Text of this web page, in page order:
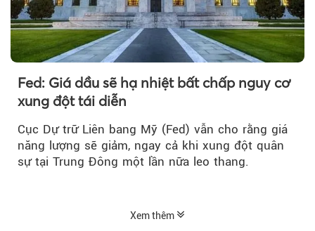
Fed: Giá dầu sẽ hạ nhiệt bất chấp nguy cơ
xung đột tái diễn
Cục Dự trữ Liên bang Mỹ (Fed) vẫn cho rằng giá
năng lượng sẽ giảm, ngay cả khi xung đột quân
sự tại Trung Đông một lần nữa leo thang.
Xem thêm